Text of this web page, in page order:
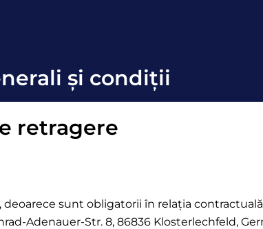
şi condiţii
retragere
deoarece sunt obligatorii în relația
Adenauer-Str. 8, 86836 Klosterlechfeld,